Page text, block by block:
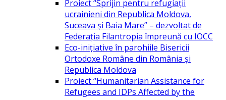
Proiect “Sprijin pentru refugiații
ucrainieni din Republica Moldova,
Suceava și Baia Mare” – dezvoltat de
Federația Filantropia împreună cu IOCC
Eco-inițiative în parohiile Bisericii
Ortodoxe Române din România și
Republica Moldova
Proiect “Humanitarian Assistance for
Refugees and IDPs Affected by the